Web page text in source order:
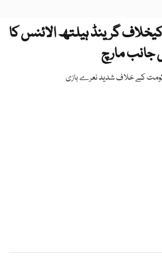
گرینڈ ہیلتھ الائنس کا
مارچ
کے خلاف شدید نعرے بازی